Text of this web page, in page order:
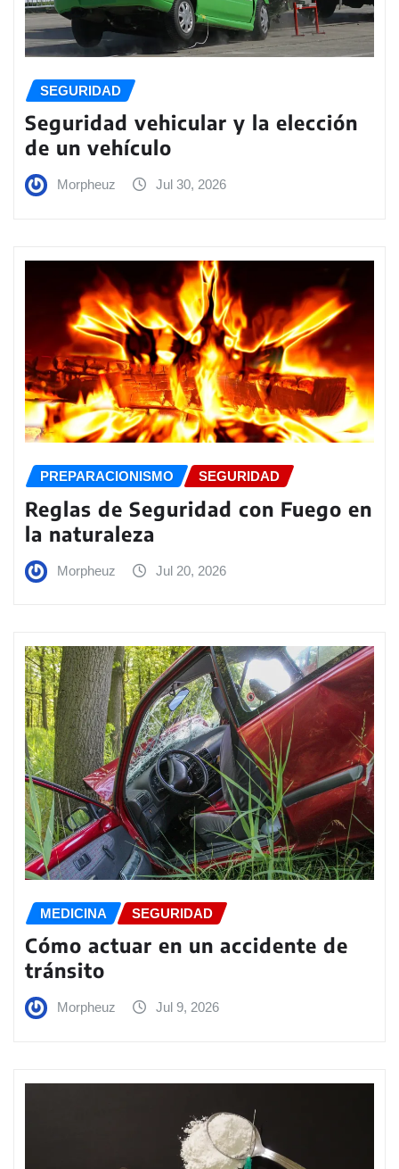
SEGURIDAD
Seguridad vehicular y la elección
de un vehículo
Morpheuz Jul 30, 2026
PREPARACIONISMO SEGURIDAD
Reglas de Seguridad con Fuego en
la naturaleza
Morpheuz Jul 20, 2026
MEDICINA SEGURIDAD
Cómo actuar en un accidente de
tránsito
Morpheuz Jul 9, 2026